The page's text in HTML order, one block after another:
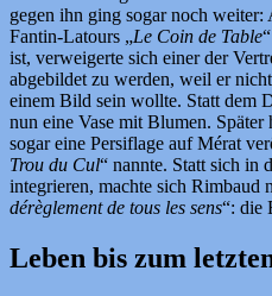
gegen ihn ging sogar noch
Fantin-Latours „Le Coin de Table
ist, verweigerte sich einer der
abgebildet zu werden, weil er
einem Bild sein wollte. Statt dem
nun eine Vase mit Blumen.
sogar eine Persiflage auf Mérat
Trou du Cul“ nannte. Statt sich in
integrieren, machte sich Rimbaud
dérèglement de tous les sens“: die
Leben bis zum